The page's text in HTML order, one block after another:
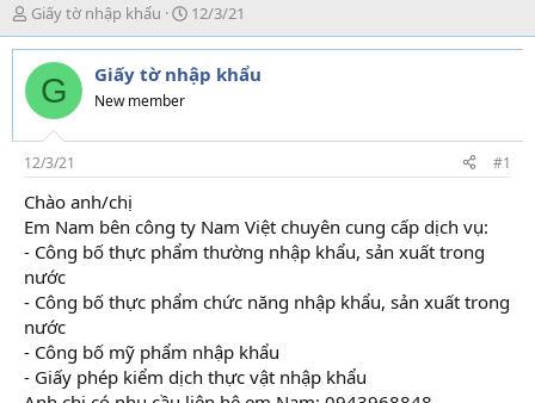
T
h
r
e
d
s
t
a
r
t
e
r
Giấy tờ nhập khẩu
N
g
à
y
i
12/3/21
G Giấy tờ nhập khẩu
New member
12/3/21 #1
Chào anh/chị
Em Nam bên công ty Nam Việt chuyên cung cấp dịch vụ:
- Công bố thực phẩm thường nhập khẩu, sản xuất trong
nước
- Công bố thực phẩm chức năng nhập khẩu, sản xuất trong
nước
- Công bố mỹ phẩm nhập khẩu
- Giấy phép kiểm dịch thực vật nhập khẩu